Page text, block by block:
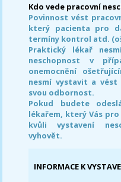
Kdo vede pracovní
Povinnost vést
který pacienta pro
termíny kontrol atd.
Praktický lékař
neschopnost v
onemocnění
nesmí vystavit a vést
svou odbornost.
Pokud budete
lékařem, který Vás
kvůli vystavení
vyhovět.
INFORMACE K